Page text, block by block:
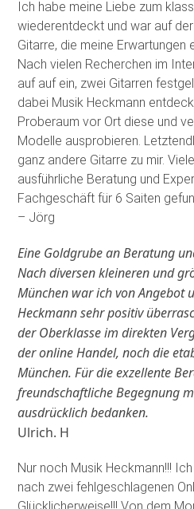
Ich habe meine Liebe zum
wiederentdeckt und war auf
Gitarre, die meine Erwartungen
Nach vielen Recherchen im
auf auf ein, zwei Gitarren
dabei Musik Heckmann
Proberaum vor Ort diese und
Modelle ausprobieren.
ganz andere Gitarre zu mir.
ausführliche Beratung und
Fachgeschäft für 6 Saiten
– Jörg
Eine Goldgrube an Beratung
Nach diversen kleineren und
München war ich von Angebot
Heckmann sehr positiv
der Oberklasse im direkten
der online Handel, noch die
München. Für die exzellente
freundschaftliche Begegnung
ausdrücklich bedanken.
Ulrich. H
Nur noch Musik Heckmann!!!
nach zwei fehlgeschlagenen